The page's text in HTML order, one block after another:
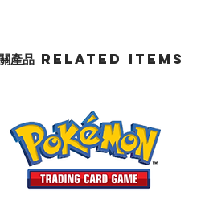
關產品 Related Items